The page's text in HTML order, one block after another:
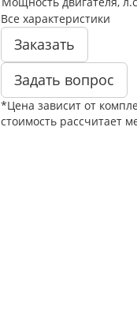
Все характеристики
Заказать
Задать вопрос
*Цена зависит от
стоимость рассчитает